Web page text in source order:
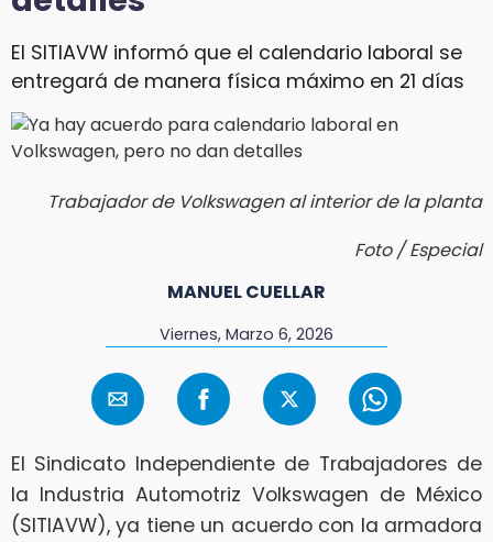
El SITIAVW informó que el calendario laboral se
entregará de manera física máximo en 21 días
Trabajador de Volkswagen al interior de la planta
Foto / Especial
MANUEL CUELLAR
Viernes, Marzo 6, 2026
El Sindicato Independiente de Trabajadores de
la Industria Automotriz Volkswagen de México
(SITIAVW), ya tiene un acuerdo con la armadora